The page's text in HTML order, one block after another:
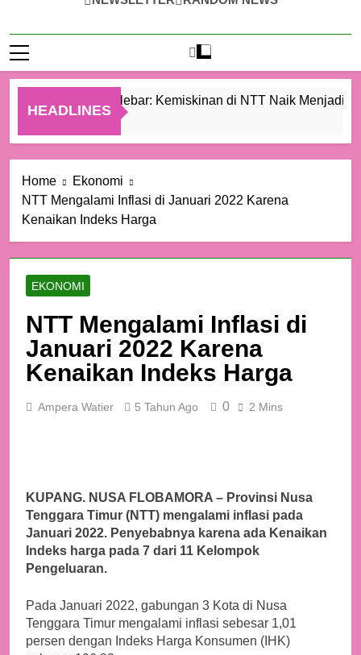
HEADLINES
Ketimpangan Melebar: Kemiskinan di NTT Naik Menjadi
Home
Ekonomi
NTT Mengalami Inflasi di Januari 2022 Karena
Kenaikan Indeks Harga
EKONOMI
NTT Mengalami Inflasi di
Januari 2022 Karena
Kenaikan Indeks Harga
Ampera Watier 5 Tahun Ago 0 2 Mins
KUPANG. NUSA FLOBAMORA – Provinsi Nusa
Tenggara Timur (NTT) mengalami inflasi pada
Januari 2022. Penyebabnya karena ada Kenaikan
Indeks harga pada 7 dari 11 Kelompok
Pengeluaran.
Pada Januari 2022, gabungan 3 Kota di Nusa
Tenggara Timur mengalami inflasi sebesar 1,01
persen dengan Indeks Harga Konsumen (IHK)